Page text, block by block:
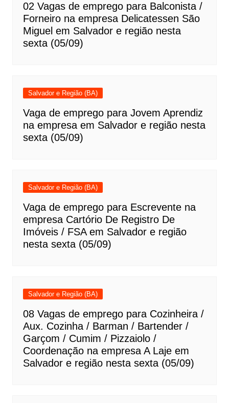
02 Vagas de emprego para Balconista /
Forneiro na empresa Delicatessen São
Miguel em Salvador e região nesta
sexta (05/09)
Salvador e Região (BA)
Vaga de emprego para Jovem Aprendiz
na empresa em Salvador e região nesta
sexta (05/09)
Salvador e Região (BA)
Vaga de emprego para Escrevente na
empresa Cartório De Registro De
Imóveis / FSA em Salvador e região
nesta sexta (05/09)
Salvador e Região (BA)
08 Vagas de emprego para Cozinheira /
Aux. Cozinha / Barman / Bartender /
Garçom / Cumim / Pizzaiolo /
Coordenação na empresa A Laje em
Salvador e região nesta sexta (05/09)